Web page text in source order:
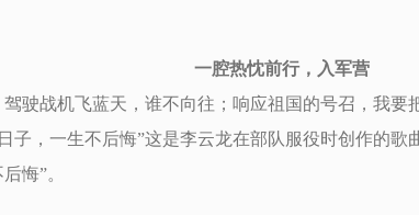
一腔热忱前行，入军营
驾驶战机飞蓝天，谁不向往；响应祖国的号召，我
子，一生不后悔”这是李云龙在部队服役时创作的
悔”。